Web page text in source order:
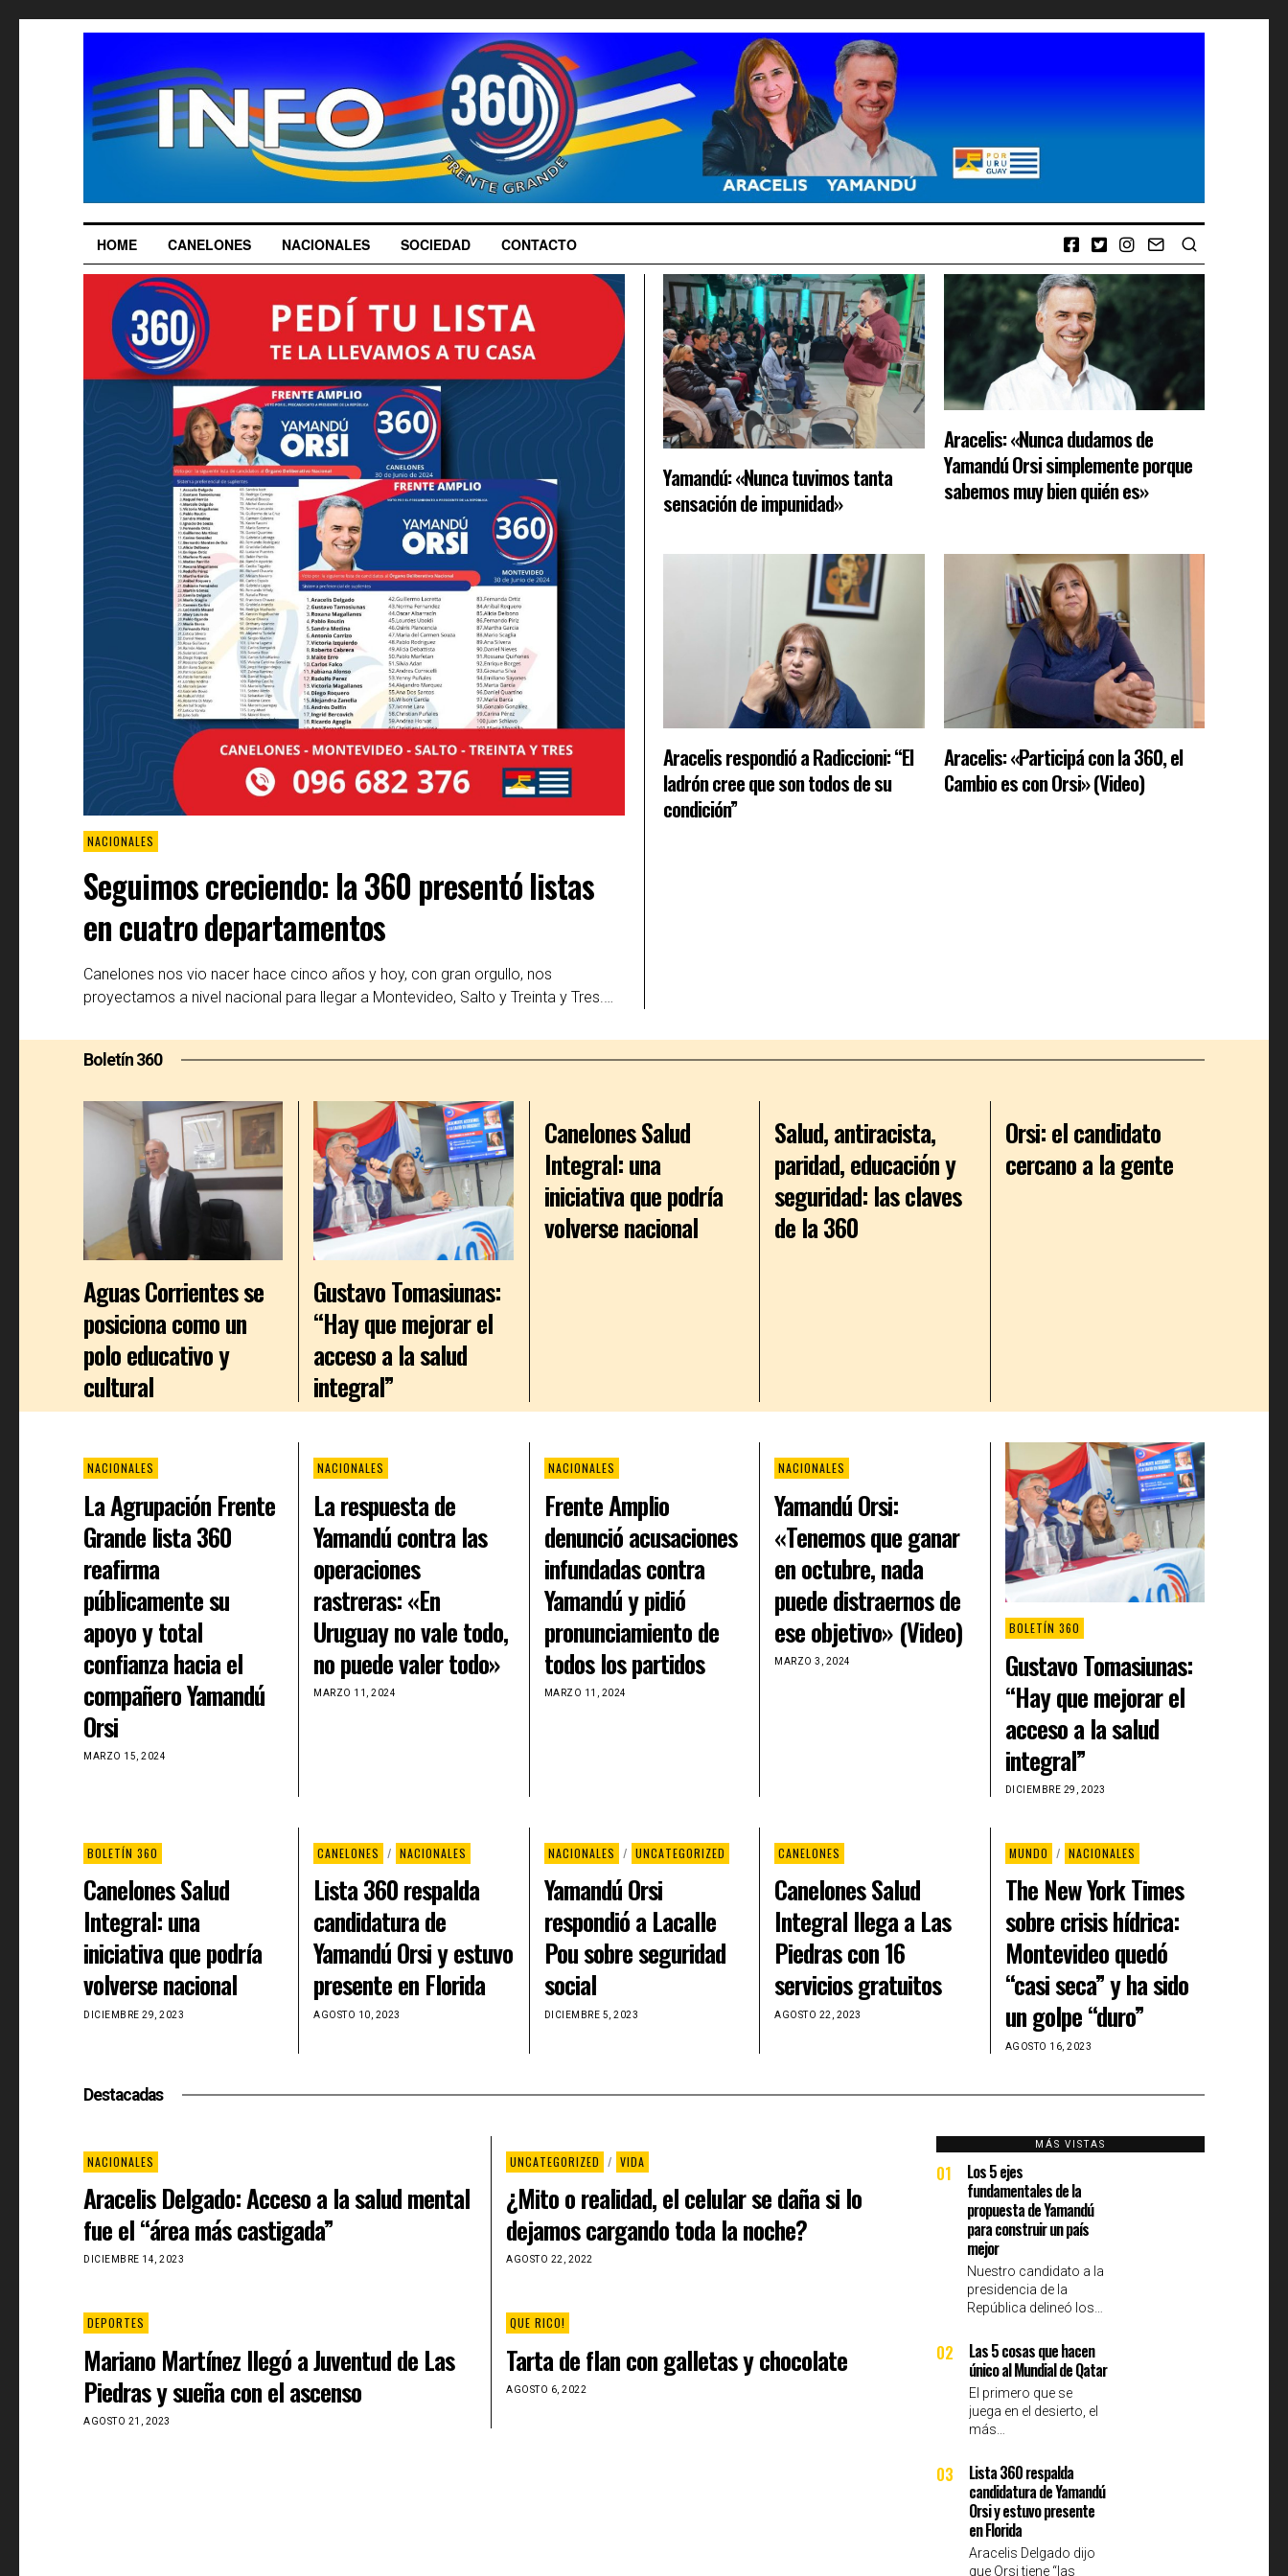
HOME CANELONES NACIONALES SOCIEDAD CONTACTO
NACIONALES
Seguimos creciendo: la 360 presentó listas
en cuatro departamentos
Canelones nos vio nacer hace cinco años y hoy, con gran orgullo, nos
proyectamos a nivel nacional para llegar a Montevideo, Salto y Treinta y Tres.…
Yamandú: «Nunca tuvimos tanta
sensación de impunidad»
Aracelis: «Nunca dudamos de
Yamandú Orsi simplemente porque
sabemos muy bien quién es»
Aracelis respondió a Radiccioni: “El
ladrón cree que son todos de su
condición”
Aracelis: «Participá con la 360, el
Cambio es con Orsi» (Video)
Boletín 360
Aguas Corrientes se
posiciona como un
polo educativo y
cultural
Gustavo Tomasiunas:
“Hay que mejorar el
acceso a la salud
integral”
Canelones Salud
Integral: una
iniciativa que podría
volverse nacional
Salud, antiracista,
paridad, educación y
seguridad: las claves
de la 360
Orsi: el candidato
cercano a la gente
NACIONALES
La Agrupación Frente
Grande lista 360
reafirma
públicamente su
apoyo y total
confianza hacia el
compañero Yamandú
Orsi
MARZO 15, 2024
NACIONALES
La respuesta de
Yamandú contra las
operaciones
rastreras: «En
Uruguay no vale todo,
no puede valer todo»
MARZO 11, 2024
NACIONALES
Frente Amplio
denunció acusaciones
infundadas contra
Yamandú y pidió
pronunciamiento de
todos los partidos
MARZO 11, 2024
NACIONALES
Yamandú Orsi:
«Tenemos que ganar
en octubre, nada
puede distraernos de
ese objetivo» (Video)
MARZO 3, 2024
BOLETÍN 360
Gustavo Tomasiunas:
“Hay que mejorar el
acceso a la salud
integral”
DICIEMBRE 29, 2023
BOLETÍN 360
Canelones Salud
Integral: una
iniciativa que podría
volverse nacional
DICIEMBRE 29, 2023
CANELONES / NACIONALES
Lista 360 respalda
candidatura de
Yamandú Orsi y estuvo
presente en Florida
AGOSTO 10, 2023
NACIONALES / UNCATEGORIZED
Yamandú Orsi
respondió a Lacalle
Pou sobre seguridad
social
DICIEMBRE 5, 2023
CANELONES
Canelones Salud
Integral llega a Las
Piedras con 16
servicios gratuitos
AGOSTO 22, 2023
MUNDO / NACIONALES
The New York Times
sobre crisis hídrica:
Montevideo quedó
“casi seca” y ha sido
un golpe “duro”
AGOSTO 16, 2023
Destacadas
NACIONALES
Aracelis Delgado: Acceso a la salud mental
fue el “área más castigada”
DICIEMBRE 14, 2023
UNCATEGORIZED / VIDA
¿Mito o realidad, el celular se daña si lo
dejamos cargando toda la noche?
AGOSTO 22, 2022
DEPORTES
Mariano Martínez llegó a Juventud de Las
Piedras y sueña con el ascenso
AGOSTO 21, 2023
QUE RICO!
Tarta de flan con galletas y chocolate
AGOSTO 6, 2022
MÁS VISTAS
01
Los 5 ejes
fundamentales de la
propuesta de Yamandú
para construir un país
mejor
Nuestro candidato a la
presidencia de la
República delineó los…
02
Las 5 cosas que hacen
único al Mundial de Qatar
El primero que se
juega en el desierto, el
más…
03
Lista 360 respalda
candidatura de Yamandú
Orsi y estuvo presente
en Florida
Aracelis Delgado dijo
que Orsi tiene “las